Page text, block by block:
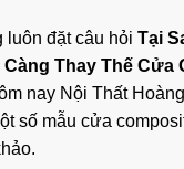
luôn đặt câu hỏi Tại
Thay Thế Cửa
nay Nội Thất
số mẫu cửa